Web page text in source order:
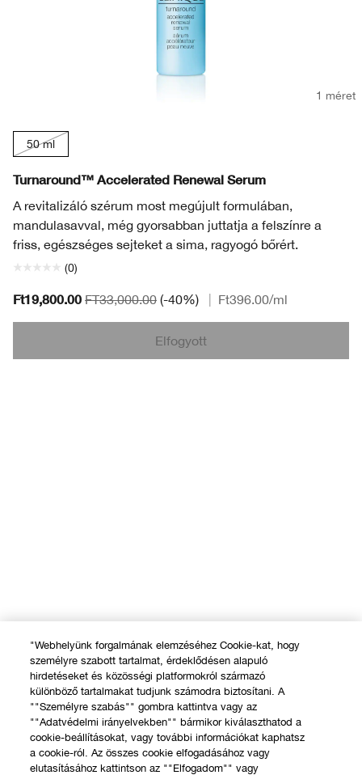
1 méret
50 ml
Turnaround™ Accelerated Renewal Serum
A revitalizáló szérum most megújult formulában,
mandulasavval, még gyorsabban juttatja a felszínre a
friss, egészséges sejteket a sima, ragyogó bőrért.
(0)
Ft19,800.00 FT33,000.00 (-40%) Ft396.00/ml
Elfogyott
"Webhelyünk forgalmának elemzéséhez Cookie-kat, hogy
személyre szabott tartalmat, érdeklődésen alapuló
hirdetéseket és közösségi platformokról származó
különböző tartalmakat tudjunk számodra biztosítani. A
""Személyre szabás"" gombra kattintva vagy az
""Adatvédelmi irányelvekben"" bármikor kiválaszthatod a
cookie-beállításokat, vagy további információkat kaphatsz
a cookie-ról. Az összes cookie elfogadásához vagy
elutasításához kattintson az ""Elfogadom"" vagy